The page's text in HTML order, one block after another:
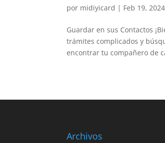
por midiyicard | Feb 19, 2024
Guardar en sus Contactos
trámites complicados y
encontrar tu compañero de
Archivos